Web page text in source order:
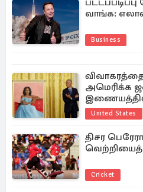
வாங்க:
Business
அமெரிக்க
United States
திசர
வெற்றியைத்
Cricket